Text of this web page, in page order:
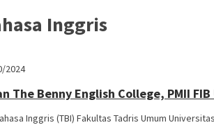
Inggris
2024
The Benny English College, PMII
Inggris (TBI) Fakultas Tadris Umum